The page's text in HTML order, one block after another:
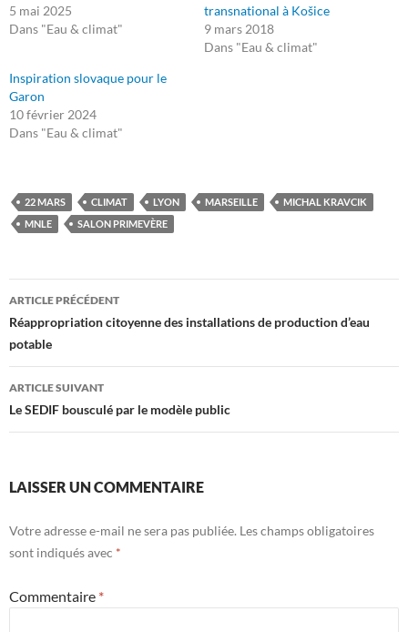
5 mai 2025
Dans "Eau & climat"
transnational à Košice
9 mars 2018
Dans "Eau & climat"
Inspiration slovaque pour le
Garon
10 février 2024
Dans "Eau & climat"
22 MARS CLIMAT LYON MARSEILLE
MICHAL KRAVCIK
MNLE
SALON PRIMEVÈRE
Navigation
des
articles
ARTICLE PRÉCÉDENT
Réappropriation citoyenne des installations de production d’eau
potable
ARTICLE SUIVANT
Le SEDIF bousculé par le modèle public
LAISSER UN COMMENTAIRE
Votre adresse e-mail ne sera pas publiée. Les champs obligatoires
sont indiqués avec *
Commentaire *